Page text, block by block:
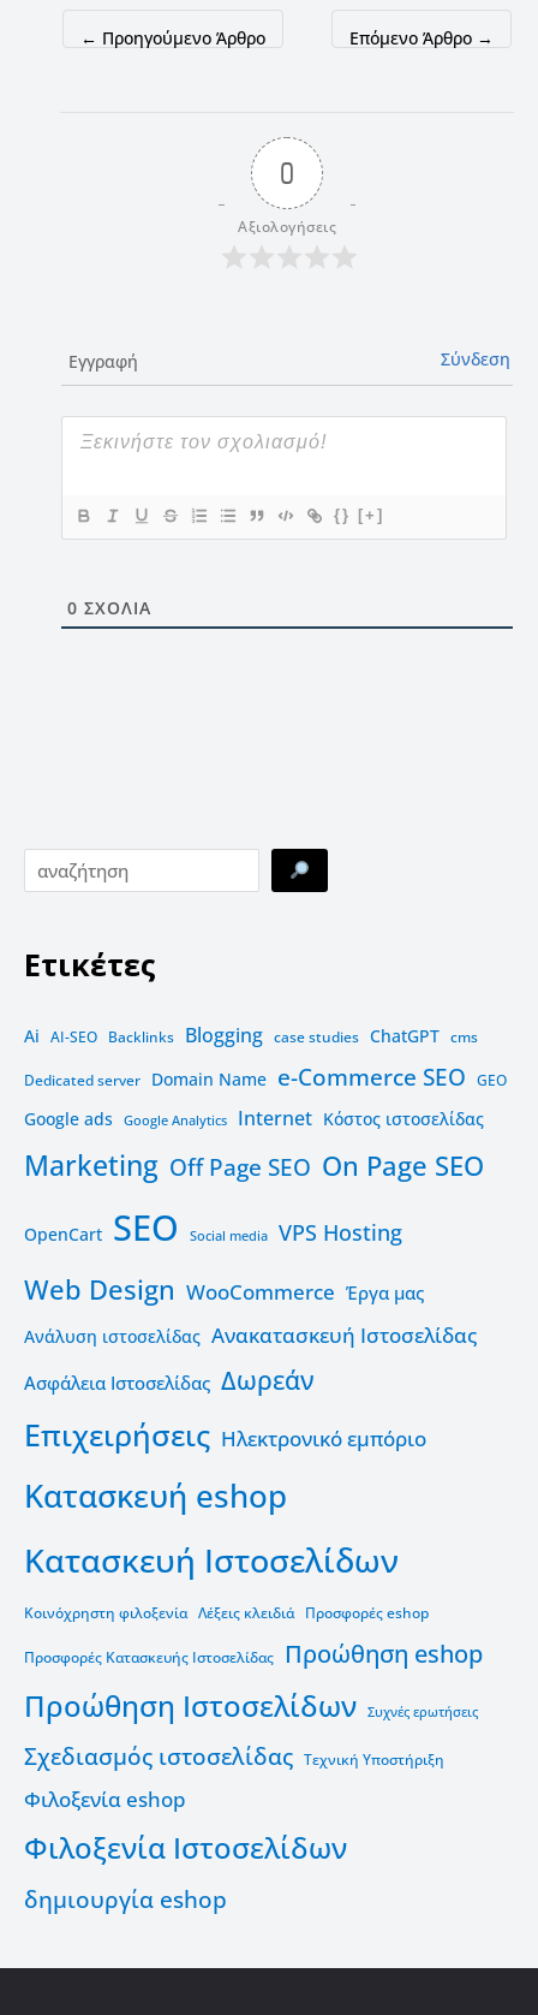
← Προηγούμενο Άρθρο Επόμενο Άρθρο →
0
Αξιολογήσεις
Εγγραφή Σύνδεση
{} [+]
0 ΣΧΌΛΙΑ
Ετικέτες
Ai AI-SEO Backlinks Blogging case studies ChatGPT cms
Dedicated server Domain Name e-Commerce SEO GEO
Google ads Google Analytics Internet Kόστος ιστοσελίδας
Marketing Off Page SEO On Page SEO
OpenCart SEO Social media VPS Hosting
Web Design WooCommerce Έργα μας
Ανάλυση ιστοσελίδας Ανακατασκευή Ιστοσελίδας
Ασφάλεια Ιστοσελίδας Δωρεάν
Επιχειρήσεις Ηλεκτρονικό εμπόριο
Κατασκευή eshop
Κατασκευή Ιστοσελίδων
Κοινόχρηστη φιλοξενία Λέξεις κλειδιά Προσφορές eshop
Προσφορές Κατασκευής Ιστοσελίδας Προώθηση eshop
Προώθηση Ιστοσελίδων Συχνές ερωτήσεις
Σχεδιασμός ιστοσελίδας Τεχνική Υποστήριξη
Φιλοξενία eshop
Φιλοξενία Ιστοσελίδων
δημιουργία eshop